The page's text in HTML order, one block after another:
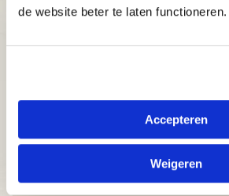
de website beter te laten functioneren.
Accepteren
Weigeren